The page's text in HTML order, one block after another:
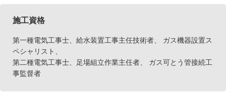
施工資格
第一種電気工事士、給水装置工事主任技術者、 ガス機器設置ス
ペシャリスト、
第二種電気工事士、足場組立作業主任者、 ガス可とう管接続工
事監督者